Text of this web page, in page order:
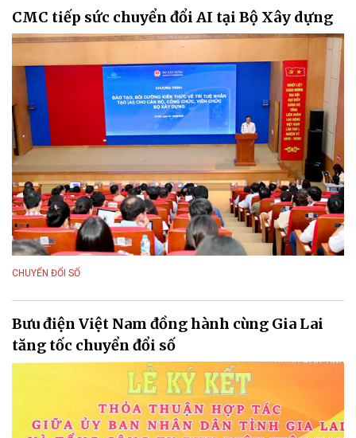
CMC tiếp sức chuyển đổi AI tại Bộ Xây dựng
CHUYỂN ĐỔI SỐ
Bưu điện Việt Nam đồng hành cùng Gia Lai
tăng tốc chuyển đổi số